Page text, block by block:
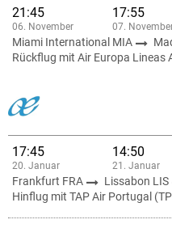
21:45
06. November
17:55
07.
Miami International MIA
Rückflug mit Air Europa Lineas
17:45
20. Januar
14:50
21. Januar
Frankfurt FRA Lissabon LIS
Hinflug mit TAP Air Portugal